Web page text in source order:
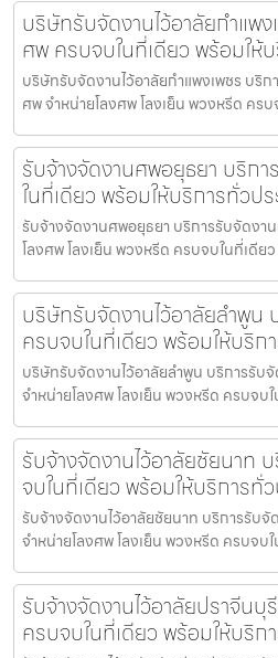
บริษัทรับจัดงานไว้อาลัยกำแพ
ศพ ครบจบในที่เดียว พร้อมให้
บริษัทรับจัดงานไว้อาลัยกำแพงเพชร บริ
ศพ จำหน่ายโลงศพ โลงเย็น พวงหรีด คร
รับจ้างจัดงานศพอยุธยา บริก
ในที่เดียว พร้อมให้บริการทั่วปร
รับจ้างจัดงานศพอยุธยา บริการรับจัดงา
โลงศพ โลงเย็น พวงหรีด ครบจบในที่เดีย
บริษัทรับจัดงานไว้อาลัยลำพูน
ครบจบในที่เดียว พร้อมให้บริก
บริษัทรับจัดงานไว้อาลัยลำพูน บริการรั
จำหน่ายโลงศพ โลงเย็น พวงหรีด ครบจบ
รับจ้างจัดงานไว้อาลัยชัยนาท
จบในที่เดียว พร้อมให้บริการทั่
รับจ้างจัดงานไว้อาลัยชัยนาท บริการรับ
จำหน่ายโลงศพ โลงเย็น พวงหรีด ครบจบ
รับจ้างจัดงานไว้อาลัยปราจีน
ครบจบในที่เดียว พร้อมให้บริก